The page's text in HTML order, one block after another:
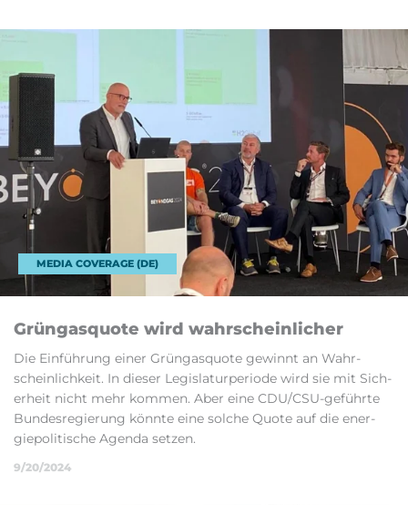
MEDIA COVERAGE (DE)
Grün­gasquote wird wahr­schein­licher
Die Ein­führung einer Grün­gasquote gewinnt an Wahr­
schein­lich­keit. In dieser Le­gis­laturperi­ode wird sie mit Sich­
er­heit nicht mehr kom­men. Aber eine CDU/CSU-ge­führte
Bun­des­reg­ier­ung kön­nte eine sol­che Quote auf die en­er­
giepol­it­ische Agenda set­zen.
9/20/2024